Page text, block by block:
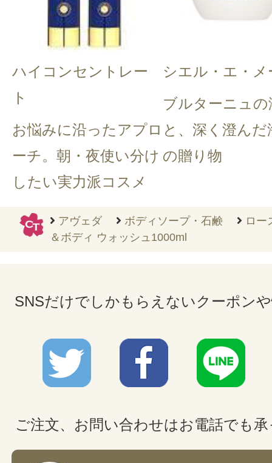
ハイコンセントレー
ト
お悩みに沿ったアプロ
ーチ。朝・夜使い分け
したい実力派コスメ
シエル・エ・メ
ブルターニュの
と、深く澄んだ
の贈り物
アヴェダ ボディソープ・石鹸
ロー
＆ボディ ウォッシュ1000ml
SNSだけでしかもらえないクーポン
ご注文、お問い合わせはお電話でも